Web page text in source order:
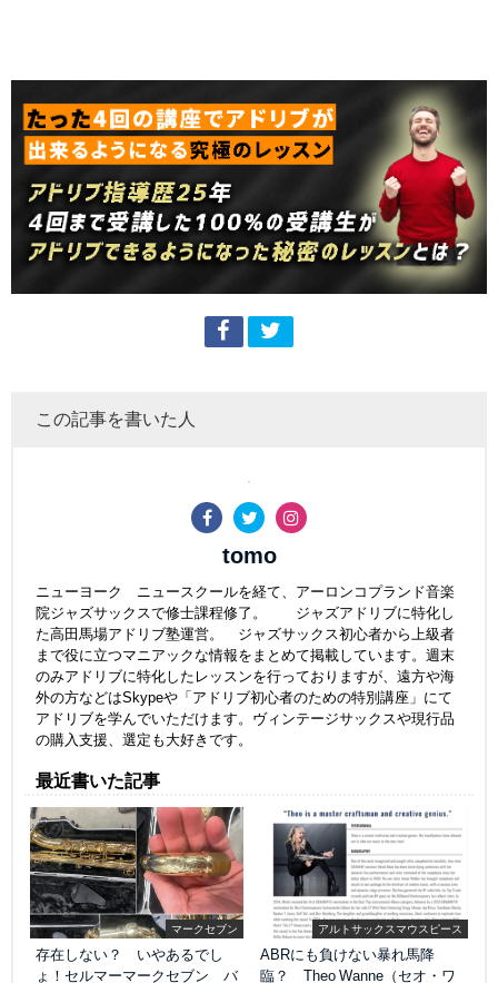
この記事を書いた人
tomo
ニューヨーク ニュースクールを経て、アーロンコプランド音楽
院ジャズサックスで修士課程修了。 ジャズアドリブに特化し
た高田馬場アドリブ塾運営。 ジャズサックス初心者から上級者
まで役に立つマニアックな情報をまとめて掲載しています。週末
のみアドリブに特化したレッスンを行っておりますが、遠方や海
外の方などはSkypeや「アドリブ初心者のための特別講座」にて
アドリブを学んでいただけます。ヴィンテージサックスや現行品
の購入支援、選定も大好きです。
最近書いた記事
マークセブン
存在しない？ いやあるでし
ょ！セルマーマークセブン バ
アルトサックスマウスピース
ABRにも負けない暴れ馬降
臨？ Theo Wanne（セオ・ワ